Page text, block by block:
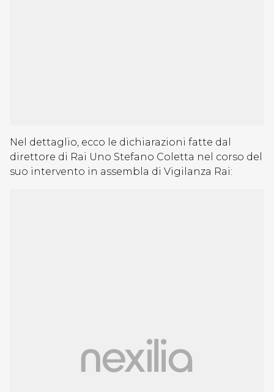
Nel dettaglio, ecco le dichiarazioni fatte dal
direttore di Rai Uno Stefano Coletta nel corso del
suo intervento in assembla di Vigilanza Rai: